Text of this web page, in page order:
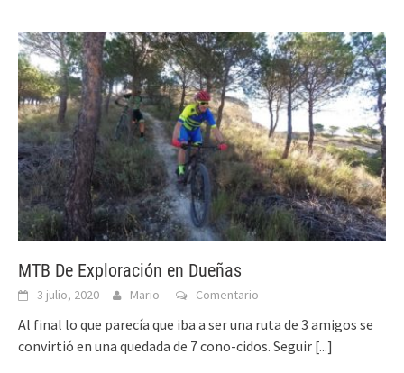
MTB De Exploración en Dueñas
3 julio, 2020 Mario Comentario
Al final lo que parecía que iba a ser una ruta de 3 amigos se
convirtió en una quedada de 7 cono-cidos. Seguir [...]